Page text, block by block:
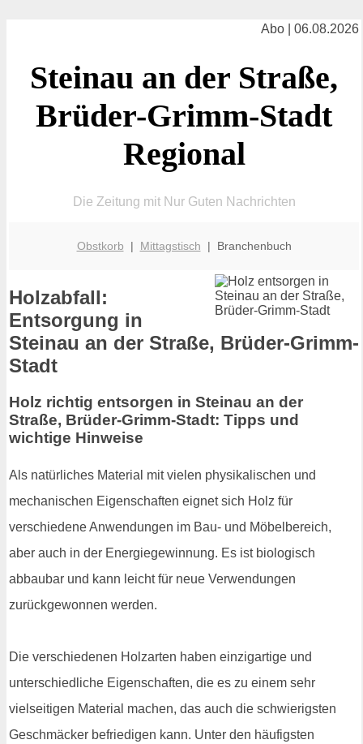
Abo | 06.08.2026
Steinau an der Straße,
Brüder-Grimm-Stadt
Regional
Die Zeitung mit Nur Guten Nachrichten
Obstkorb | Mittagstisch | Branchenbuch
Holzabfall:
Entsorgung in
Steinau an der Straße, Brüder-Grimm-
Stadt
Holz richtig entsorgen in Steinau an der
Straße, Brüder-Grimm-Stadt: Tipps und
wichtige Hinweise
Als natürliches Material mit vielen physikalischen und
mechanischen Eigenschaften eignet sich Holz für
verschiedene Anwendungen im Bau- und Möbelbereich,
aber auch in der Energiegewinnung. Es ist biologisch
abbaubar und kann leicht für neue Verwendungen
zurückgewonnen werden.
Die verschiedenen Holzarten haben einzigartige und
unterschiedliche Eigenschaften, die es zu einem sehr
vielseitigen Material machen, das auch die schwierigsten
Geschmäcker befriedigen kann. Unter den häufigsten